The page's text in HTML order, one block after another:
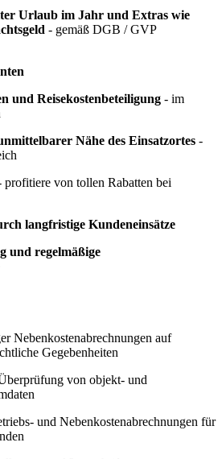
Urlaub im Jahr und Extras wie
- gemäß DGB / GVP
und Reisekostenbeteiligung - im
Nähe des Einsatzortes -
profitiere von tollen Rabatten bei
langfristige Kundeneinsätze
und regelmäßige
Nebenkostenabrechnungen auf
Gegebenheiten
von objekt- und
und Nebenkostenabrechnungen für